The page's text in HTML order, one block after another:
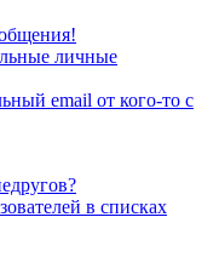
личные
email от кого-то с
в списках